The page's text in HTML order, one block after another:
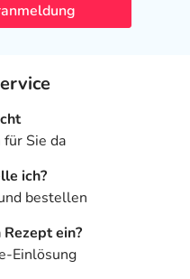
Sie da
ich?
bestellen
ein?
Einlösung